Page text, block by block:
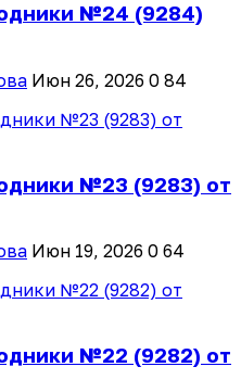
№24 (9284)
Июн 26, 2026 0 84
№23 (9283) от
Июн 19, 2026 0 64
№22 (9282) от